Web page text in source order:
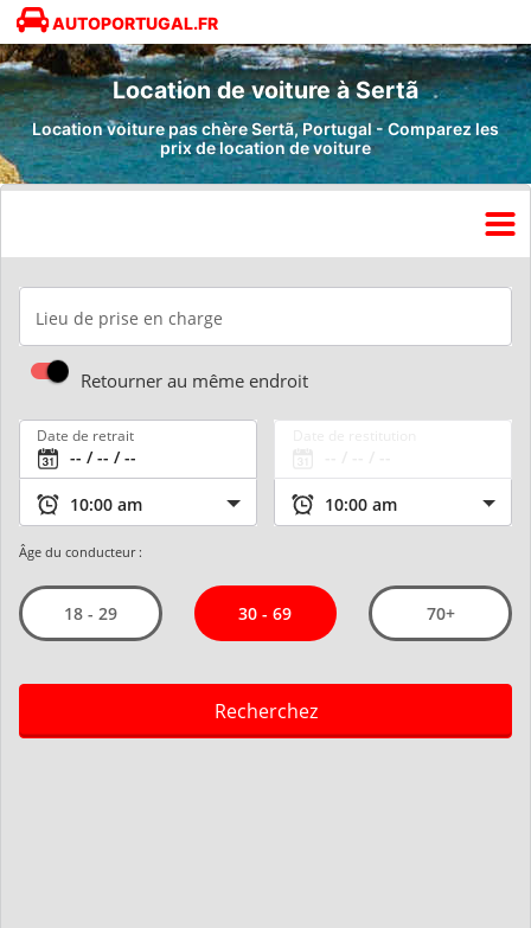
AUTOPORTUGAL.FR
Location de voiture à Sertã
Location voiture pas chère Sertã, Portugal - Comparez les
prix de location de voiture
Lieu de prise en charge
Retourner au même endroit
Date de retrait
Âge du conducteur :
18 - 29 30 - 69 70+
Recherchez